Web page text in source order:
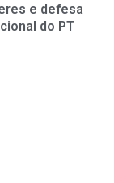
e defesa
do PT